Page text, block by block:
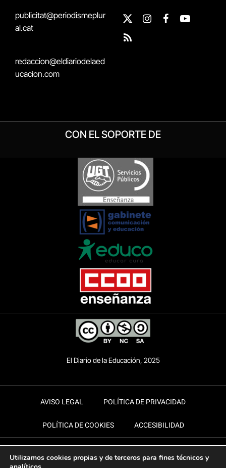
publicitat@periodismeplur
al.cat
redaccion@eldiariodelaed
ucacion.com
X
(Twitter)
InstagramFacebookYouTube
RSS
CON EL SOPORTE DE
El Diario de la Educación, 2025
AVISO LEGAL POLÍTICA DE PRIVACIDAD
POLÍTICA DE COOKIES ACCESIBILIDAD
Utilizamos cookies propias y de terceros para fines técnicos y